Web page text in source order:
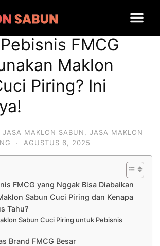
Wajib Gunakan Maklon Sabun Cuci Piring?
FMCG
Maklon
Piring? Ini
JASA MAKLON SABUN
JASA MAKLON
· AGUSTUS 6, 2025
FMCG yang Nggak Bisa Diabaikan
Sabun Cuci Piring dan Kenapa
Tahu?
Sabun Cuci Piring untuk Pebisnis
Brand FMCG Besar